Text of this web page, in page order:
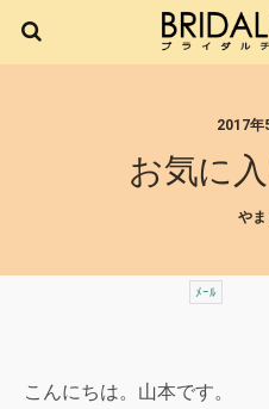
2017年
お気に
やま
ﾒｰﾙ
こんにちは。山本です。